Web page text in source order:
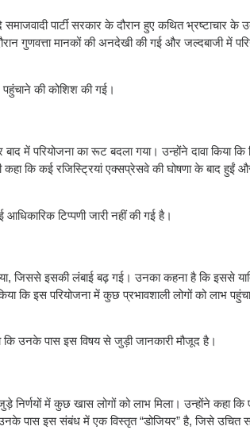
पार्टी सरकार के दौरान हुए कथित भ्रष्टाचार के
गुणवत्ता मानकों की अनदेखी की गई और जल्दबाजी में
की कोशिश की गई।
परियोजना का रूट बदला गया। उन्होंने दावा किया कि
कि कई रजिस्ट्रियां एक्सप्रेसवे की घोषणा के बाद हुईं
टिप्पणी जारी नहीं की गई है।
जिससे इसकी लंबाई बढ़ गई। उनका कहना है कि इससे
इस परियोजना में कुछ प्रभावशाली लोगों को लाभ
कि उनके पास इस विषय से जुड़ी जानकारी मौजूद है।
में कुछ खास लोगों को लाभ मिला। उन्होंने कहा कि
पास इस संबंध में एक विस्तृत “डोजियर” है, जिसे उचित